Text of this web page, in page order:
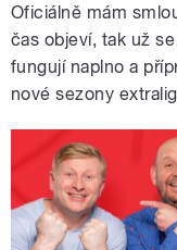
Oficiálně mám
čas objeví, tak už
fungují naplno a
nové sezony